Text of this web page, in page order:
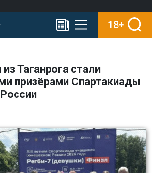
18+
Таганрога стали
призёрами Спартакиады